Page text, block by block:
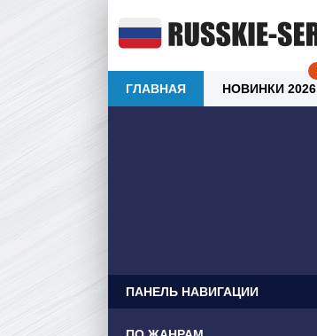
ПАНЕЛЬ НАВИГАЦИИ
ГЛАВНАЯ НОВИНКИ 2026